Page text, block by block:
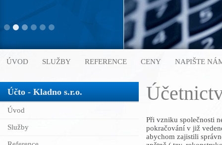
ÚVOD SLUŽBY REFERENCE CENY NAPIŠTE
Účto - Kladno s.r.o.
Úvod
Služby
Při vzniku společnosti
pokračování v již
abychom zajistili